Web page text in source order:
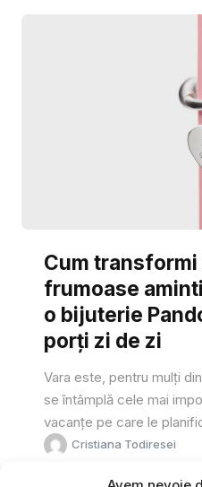
Cum transformi
frumoase
o bijuterie
porți zi de zi
Vara este, pentru mulți
se întâmplă cele mai
vacanțe pe care le
Cristiana Todiresei